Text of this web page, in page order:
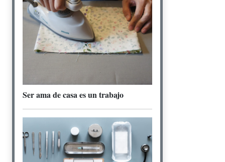
Ser ama de casa es un trabajo